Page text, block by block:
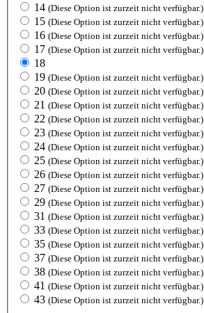
14 (Diese Option ist zurzeit nicht verfügbar.)
15 (Diese Option ist zurzeit nicht verfügbar.)
16 (Diese Option ist zurzeit nicht verfügbar.)
17 (Diese Option ist zurzeit nicht verfügbar.)
18
19 (Diese Option ist zurzeit nicht verfügbar.)
20 (Diese Option ist zurzeit nicht verfügbar.)
21 (Diese Option ist zurzeit nicht verfügbar.)
22 (Diese Option ist zurzeit nicht verfügbar.)
23 (Diese Option ist zurzeit nicht verfügbar.)
24 (Diese Option ist zurzeit nicht verfügbar.)
25 (Diese Option ist zurzeit nicht verfügbar.)
26 (Diese Option ist zurzeit nicht verfügbar.)
27 (Diese Option ist zurzeit nicht verfügbar.)
29 (Diese Option ist zurzeit nicht verfügbar.)
31 (Diese Option ist zurzeit nicht verfügbar.)
33 (Diese Option ist zurzeit nicht verfügbar.)
35 (Diese Option ist zurzeit nicht verfügbar.)
37 (Diese Option ist zurzeit nicht verfügbar.)
38 (Diese Option ist zurzeit nicht verfügbar.)
41 (Diese Option ist zurzeit nicht verfügbar.)
43 (Diese Option ist zurzeit nicht verfügbar.)